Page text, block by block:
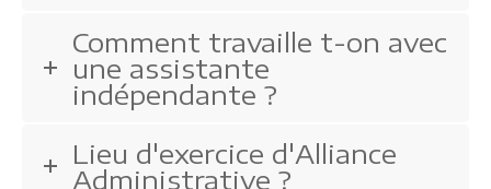
Comment travaille t-on avec
une assistante
indépendante ?
Lieu d'exercice d'Alliance
Administrative ?